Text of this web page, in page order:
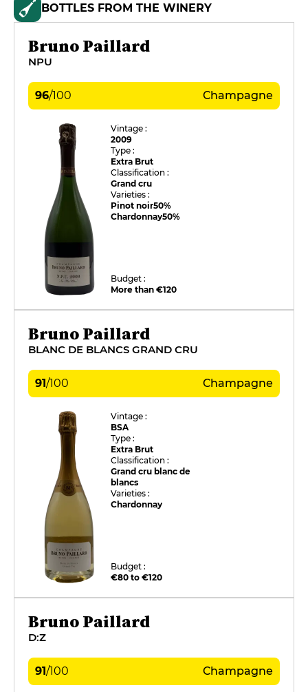
BOTTLES FROM THE WINERY
Bruno Paillard
NPU
96/100 Champagne
Vintage :
2009
Type :
Extra Brut
Classification :
Grand cru
Varieties :
Pinot noir50%
Chardonnay50%
Budget :
More than €120
Bruno Paillard
BLANC DE BLANCS GRAND CRU
91/100 Champagne
Vintage :
BSA
Type :
Extra Brut
Classification :
Grand cru blanc de
blancs
Varieties :
Chardonnay
Budget :
€80 to €120
Bruno Paillard
D:Z
91/100 Champagne